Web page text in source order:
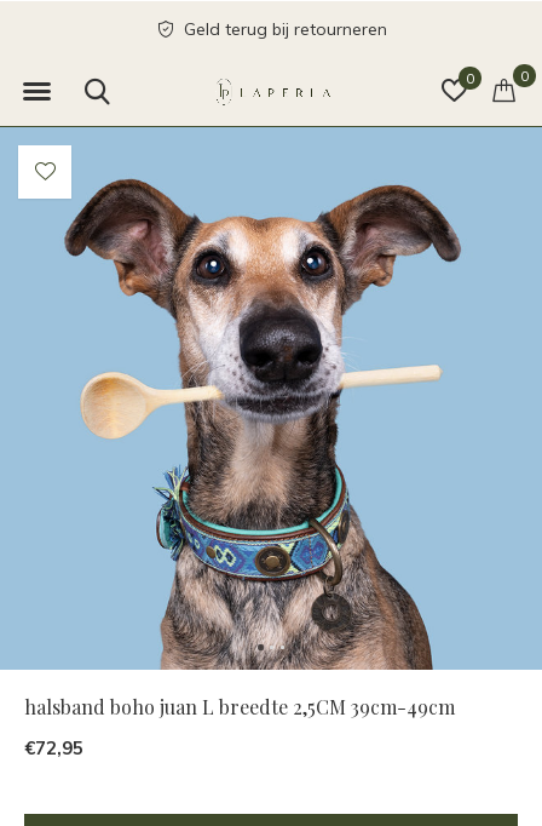
0 0
Geld terug bij retourneren
halsband boho juan L breedte 2,5CM 39cm-49cm
€72,95